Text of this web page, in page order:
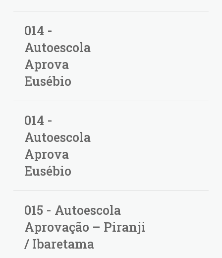
014 -
Autoescola
Aprova
Eusébio
014 -
Autoescola
Aprova
Eusébio
015 - Autoescola
Aprovação – Piranji
/ Ibaretama